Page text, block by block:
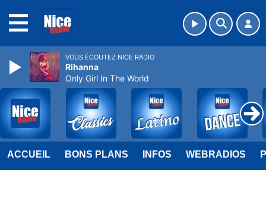
ACCUEIL BONS PLANS INFOS WEBRADIOS
VOUS ÉCOUTEZ NICE RADIO
Rihanna
Only Girl In The World